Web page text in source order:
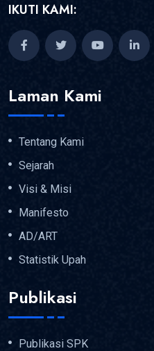
IKUTI KAMI:
Laman Kami
Tentang Kami
Sejarah
Visi & Misi
Manifesto
AD/ART
Statistik Upah
Publikasi
Publikasi SPK